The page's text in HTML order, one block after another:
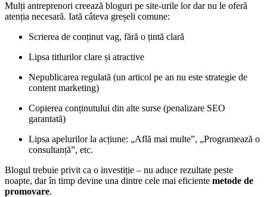
Mulți antreprenori creează bloguri pe site-urile lor dar nu le oferă
atenția necesară. Iată câteva greșeli comune:
Scrierea de conținut vag, fără o țintă clară
Lipsa titlurilor clare și atractive
Nepublicarea regulată (un articol pe an nu este strategie de
content marketing)
Copierea conținutului din alte surse (penalizare SEO
garantată)
Lipsa apelurilor la acțiune: „Află mai multe”, „Programează o
consultanță”, etc.
Blogul trebuie privit ca o investiție – nu aduce rezultate peste
noapte, dar în timp devine una dintre cele mai eficiente metode de
promovare.